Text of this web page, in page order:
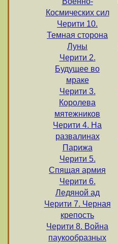
Космических сил
Черити 10.
Темная сторона
Луны
Черити 2.
Будущее во
мраке
Черити 3.
Королева
мятежников
Черити 4. На
развалинах
Парижа
Черити 5.
Спящая армия
Черити 6.
Ледяной ад
Черити 7. Черная
крепость
Черити 8. Война
паукообразных